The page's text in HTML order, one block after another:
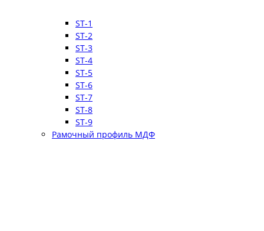
ST-1
ST-2
ST-3
ST-4
ST-5
ST-6
ST-7
ST-8
ST-9
Рамочный профиль МДФ